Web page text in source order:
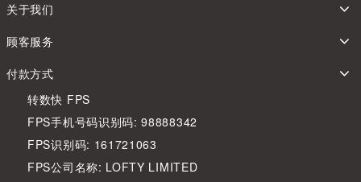
关于我们
顾客服务
付款方式
转数快 FPS
FPS手机号码识别码: 98888342
FPS识别码: 161721063
FPS公司名称: LOFTY LIMITED